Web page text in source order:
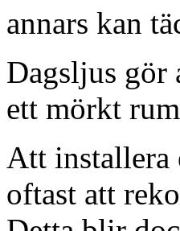
annars kan
Dagsljus gör
ett mörkt
Att installera
oftast att